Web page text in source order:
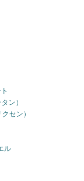
ン）
セン）
ル